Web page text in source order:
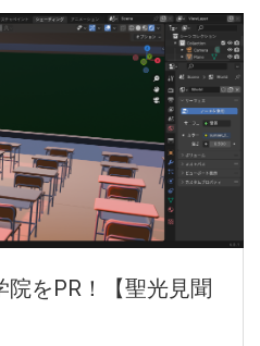
をPR！【聖光見聞